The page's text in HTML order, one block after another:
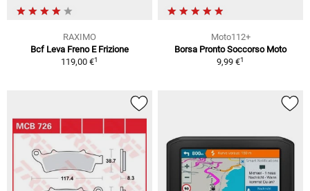
RAXIMO
Bcf Leva Freno E Frizione
119,00 €1
Moto112+
Borsa Pronto Soccorso Moto
9,99 €1